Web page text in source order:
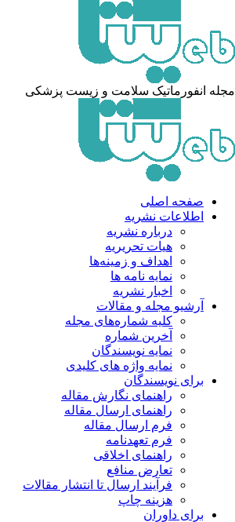
مجله انفورماتیک سلامت و زیست پزشکی
صفحه اصلی
اطلاعات نشریه
درباره نشریه
هیات تحریریه
اهداف و زمینه‌ها
نمایه نامه ها
اخبار نشریه
آرشیو مجله و مقالات
کلیه شماره‌های مجله
آخرین شماره
نمایه نویسندگان
نمایه واژه های کلیدی
برای نویسندگان
راهنمای نگارش مقاله
راهنمای ارسال مقاله
فرم ارسال مقاله
فرم تعهدنامه
راهنمای اخلاقی
تعارض منافع
فرآیند ارسال تا انتشار مقالات
هزینه چاپ
برای داوران